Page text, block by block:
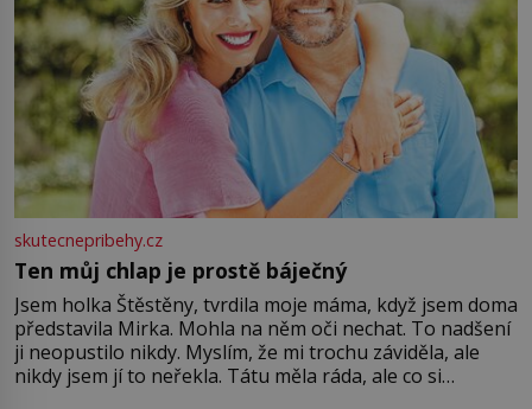
skutecnepribehy.cz
Ten můj chlap je prostě báječný
Jsem holka Štěstěny, tvrdila moje máma, když jsem doma
představila Mirka. Mohla na něm oči nechat. To nadšení
ji neopustilo nikdy. Myslím, že mi trochu záviděla, ale
nikdy jsem jí to neřekla. Tátu měla ráda, ale co si